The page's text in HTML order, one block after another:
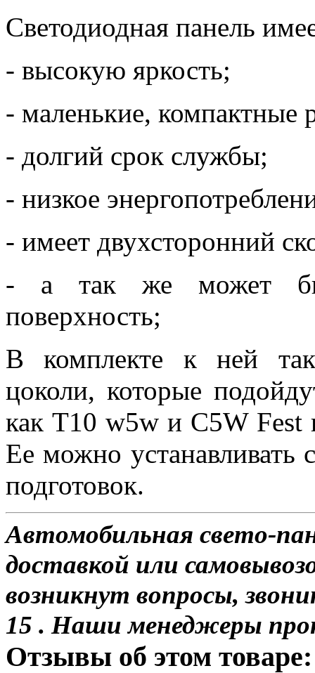
Светодиодная панель
- высокую яркость;
- маленькие, компактные
- долгий срок службы;
- низкое
- имеет двухсторонний
- а так же может
поверхность;
В комплекте к ней
цоколи, которые
как Т10 w5w и С5W
Ее можно устанавливать
подготовок.
Автомобильная свето-
доставкой или
возникнут вопросы,
15 . Наши менеджеры
Отзывы об этом товаре: